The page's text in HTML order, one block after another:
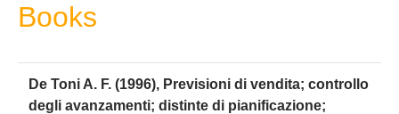
Books
De Toni A. F. (1996), Previsioni di vendita; controllo
degli avanzamenti; distinte di pianificazione;